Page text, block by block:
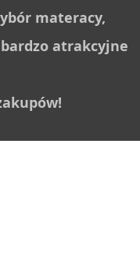
materacy,
atrakcyjne